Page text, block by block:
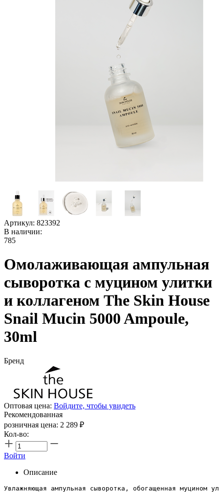
Артикул: 823392
В наличии:
785
Омолаживающая ампульная
сыворотка с муцином улитки
и коллагеном The Skin House
Snail Mucin 5000 Ampoule,
30ml
Бренд
Оптовая цена: Войдите, чтобы увидеть
Рекомендованная
розничная цена: 2 289 ₽
Кол-во:
Войти
Описание
Увлажняющая ампульная сыворотка, обогащенная муцином